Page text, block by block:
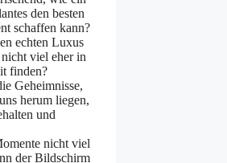
den besten
schaffen kann?
echten Luxus
viel eher in
finden?
Geheimnisse,
herum liegen,
und
nicht viel
der Bildschirm